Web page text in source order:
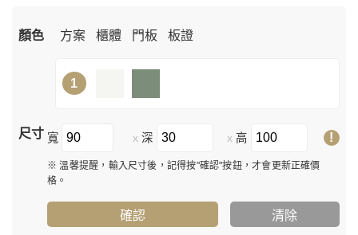
顏色 方案 櫃體 門板 板證
1
尺寸 寬 x 深 x 高 !
※ 溫馨提醒，輸入尺寸後，記得按"確認"按鈕，才會更新正確價
格。
確認 清除